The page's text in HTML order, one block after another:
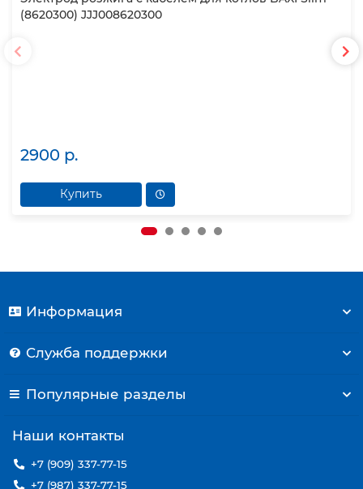
(8620300) JJJ008620300
2900 р.
Купить
Информация
Служба поддержки
Популярные разделы
Наши контакты
+7 (909) 337-77-15
+7 (987) 337-77-15